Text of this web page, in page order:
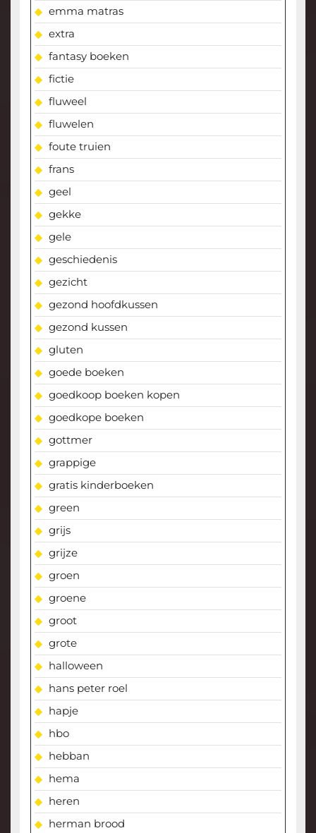
emma matras
extra
fantasy boeken
fictie
fluweel
fluwelen
foute truien
frans
geel
gekke
gele
geschiedenis
gezicht
gezond hoofdkussen
gezond kussen
gluten
goede boeken
goedkoop boeken kopen
goedkope boeken
gottmer
grappige
gratis kinderboeken
green
grijs
grijze
groen
groene
groot
grote
halloween
hans peter roel
hapje
hbo
hebban
hema
heren
herman brood